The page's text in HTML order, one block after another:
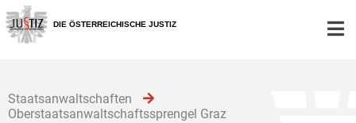
Zur
Hauptnavigation
[1]
Zum
Inhalt
[2]
Zum
Untermenü
[3]
DIE ÖSTERREICHISCHE JUSTIZ
Staatsanwaltschaften
Oberstaatsanwaltschaftssprengel Graz